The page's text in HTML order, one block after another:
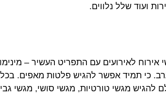
ועוד שלל נלווים.
לאירועים עם התפריט העשיר –
ערב. כי תמיד אפשר להגיש פלטות מאפים.
להגיש מגשי טורטיות, מגשי סושי, מגשי